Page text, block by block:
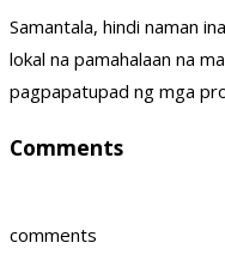
Samantala, hindi naman
lokal na pamahalaan na
pagpapatupad ng mga
Comments
comments